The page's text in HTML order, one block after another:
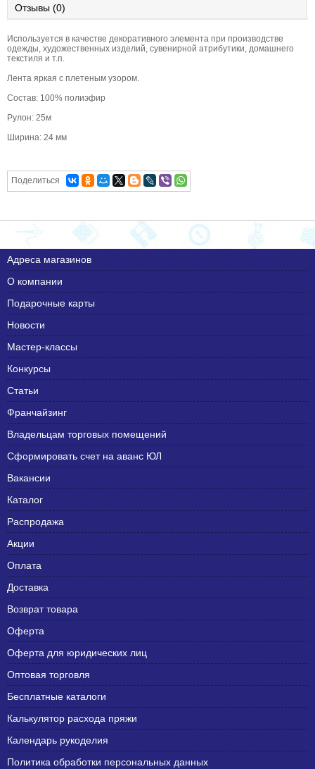
Отзывы (0)
Используется в качестве декоративного элемента при производстве
одежды, художественных изделий, сувенирной атрибутики, домашнего
текстиля и т.п.
Лента яркая с плетеным узором.
Состав: 100% полиэфир
Рулон: 25м
Ширина: 24 мм
Поделиться
Адреса магазинов
О компании
Подарочные карты
Новости
Мастер-классы
Конкурсы
Статьи
Франчайзинг
Владельцам торговых помещений
Сформировать счет на аванс ЮЛ
Вакансии
Каталог
Распродажа
Акции
Оплата
Доставка
Возврат товара
Оферта
Оферта для юридических лиц
Оптовая торговля
Бесплатные каталоги
Калькулятор расхода пряжи
Календарь рукоделия
Политика обработки персональных данных